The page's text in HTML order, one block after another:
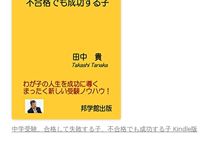
中学受験、合格して失敗する子、不合格でも成功する子 Kindle版